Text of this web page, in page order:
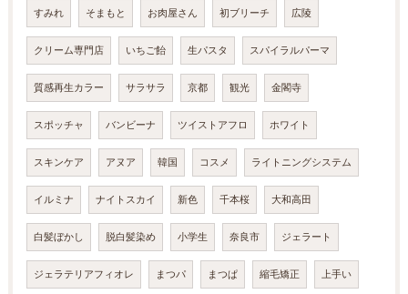
すみれ そまもと お肉屋さん 初ブリーチ 広陵
クリーム専門店 いちご飴 生パスタ スパイラルパーマ
質感再生カラー サラサラ 京都 観光 金閣寺
スポッチャ バンビーナ ツイストアフロ ホワイト
スキンケア アヌア 韓国 コスメ ライトニングシステム
イルミナ ナイトスカイ 新色 千本桜 大和高田
白髪ぼかし 脱白髪染め 小学生 奈良市 ジェラート
ジェラテリアフィオレ まつパ まつぱ 縮毛矯正 上手い